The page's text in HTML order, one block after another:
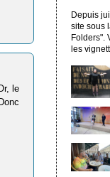
le
Depuis
site sous
Folders".
les